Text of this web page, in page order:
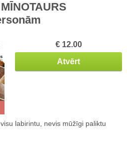
€ 12.00
Atvērt
labirintu, nevis mūžīgi paliktu